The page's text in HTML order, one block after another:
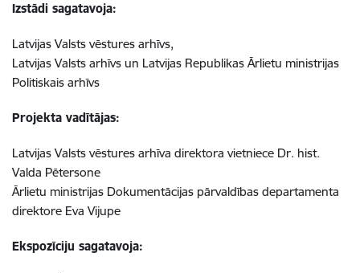
Izstādi sagatavoja:
Latvijas Valsts vēstures arhīvs,
Latvijas Valsts arhīvs un Latvijas Republikas Ārlietu ministrijas
Politiskais arhīvs
Projekta vadītājas:
Latvijas Valsts vēstures arhīva direktora vietniece Dr. hist.
Valda Pētersone
Ārlietu ministrijas Dokumentācijas pārvaldības departamenta
direktore Eva Vijupe
Ekspozīciju sagatavoja: